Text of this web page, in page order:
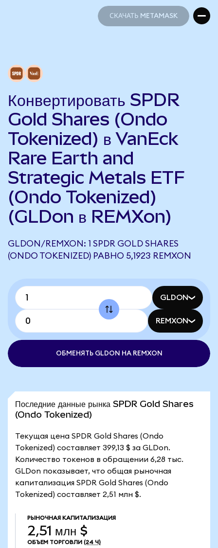
СКАЧАТЬ METAMASK
Конвертировать SPDR
Gold Shares (Ondo
Tokenized) в VanEck
Rare Earth and
Strategic Metals ETF
(Ondo Tokenized)
(GLDon в REMXon)
GLDON/REMXON: 1 SPDR GOLD SHARES
(ONDO TOKENIZED) РАВНО 5,1923 REMXON
GLDON
REMXON
ОБМЕНЯТЬ GLDON НА REMXON
Последние данные рынка SPDR Gold Shares
(Ondo Tokenized)
Текущая цена SPDR Gold Shares (Ondo
Tokenized) составляет 399,13 $ за GLDon.
Количество токенов в обращении 6,28 тыс.
GLDon показывает, что общая рыночная
капитализация SPDR Gold Shares (Ondo
Tokenized) составляет 2,51 млн $.
РЫНОЧНАЯ КАПИТАЛИЗАЦИЯ
2,51 млн $
ОБЪЕМ ТОРГОВЛИ (24 Ч)